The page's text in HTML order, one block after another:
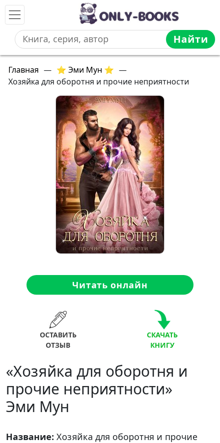
Найти
Главная — ⭐ Эми Мун ⭐ —
Хозяйка для оборотня и прочие неприятности
Читать онлайн
ОСТАВИТЬ
ОТЗЫВ
СКАЧАТЬ
КНИГУ
«Хозяйка для оборотня и
прочие неприятности»
Эми Мун
Название: Хозяйка для оборотня и прочие